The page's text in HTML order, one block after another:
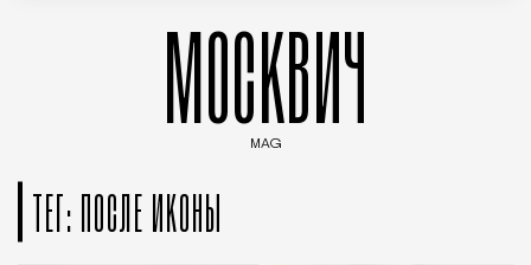
МОСКВИЧ
MAG
ТЕГ: ПОСЛЕ ИКОНЫ